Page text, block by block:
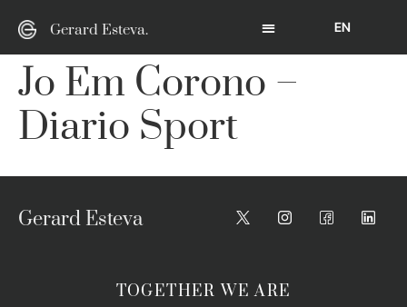
Gerard Esteva. EN
Jo Em Corono –
Diario Sport
Gerard Esteva
TOGETHER WE ARE